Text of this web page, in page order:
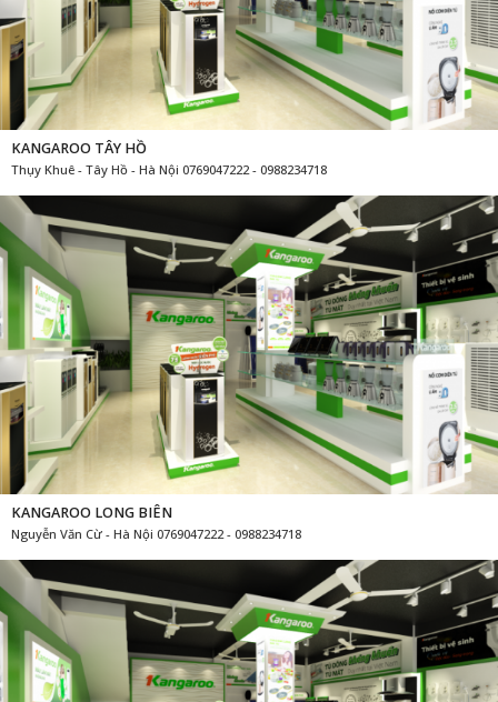
KANGAROO TÂY HỒ
Thụy Khuê - Tây Hồ - Hà Nội 0769047222 - 0988234718
KANGAROO LONG BIÊN
Nguyễn Văn Cừ - Hà Nội 0769047222 - 0988234718